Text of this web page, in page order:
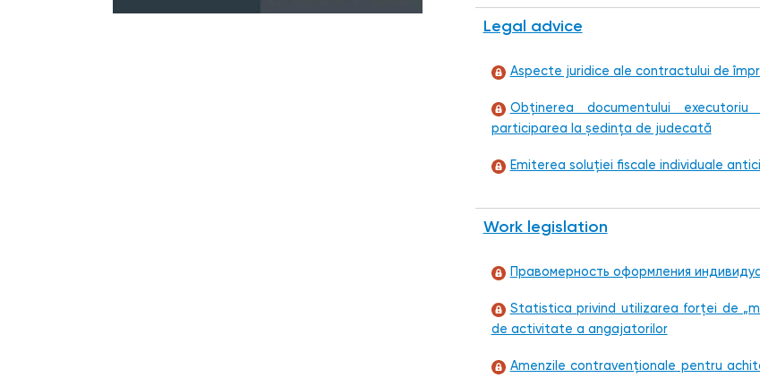
Legal advice
Aspecte juridice ale contractului de
Obținerea documentului
participarea la ședința de judecată
Emiterea soluţiei fiscale individuale
Work legislation
Правомерность оформления
Statistica privind utilizarea forţei de
de activitate a angajatorilor
Amenzile contravenționale pentru